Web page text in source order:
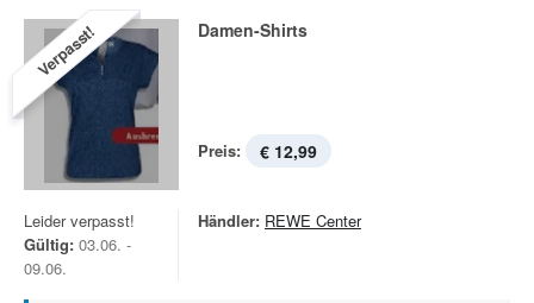
Verpasst! Damen-Shirts
Preis: € 12,99
Leider verpasst!
Gültig: 03.06. -
09.06.
Händler: REWE Center